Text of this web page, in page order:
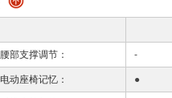
腰部支撑调节： -
电动座椅记忆： ●